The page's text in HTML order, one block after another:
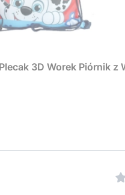
3D Worek Piórnik z